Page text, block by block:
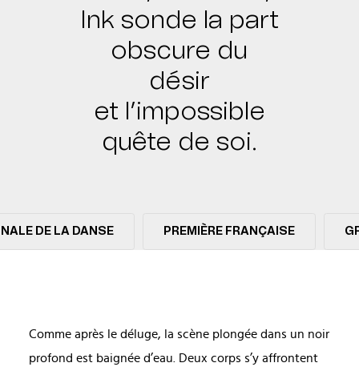
Ink sonde la part
obscure du
désir
et l’impossible
quête de soi.
DE LA DANSE PREMIÈRE FRANÇAISE
Comme après le déluge, la scène plongée dans un noir
profond est baignée d’eau. Deux corps s’y affrontent